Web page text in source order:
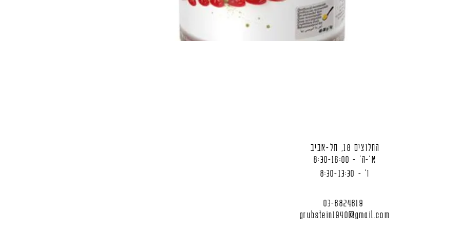
החלוצים 18, תל-אביב
א'-ה' - 8:30-16:00
ו' - 8:30-13:30
03-6824619
grubstein1940@gmail.com